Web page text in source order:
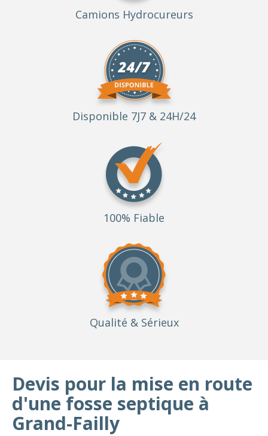
Camions Hydrocureurs
Disponible 7J7 & 24H/24
100% Fiable
Qualité & Sérieux
Devis pour la mise en route
d'une fosse septique à
Grand-Failly